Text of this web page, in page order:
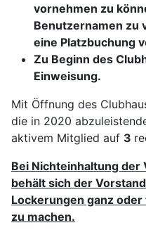
vornehmen zu
Benutzernamen zu
eine Platzbuchung
Zu Beginn des
Einweisung.
Mit Öffnung des
die in 2020
aktivem Mitglied auf 3
Bei Nichteinhaltung
behält sich der
Lockerungen ganz
zu machen.